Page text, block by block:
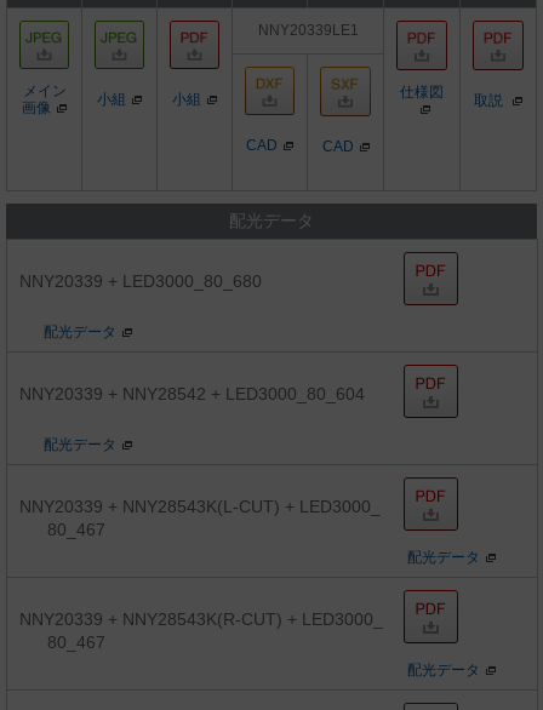
メイン
画像
小組 小組
NNY20339LE1
仕様図 取説
CAD CAD
配光データ
NNY20339 + LED3000_80_680
配光データ
NNY20339 + NNY28542 + LED3000_80_604
配光データ
NNY20339 + NNY28543K(L-CUT) + LED3000_
80_467
配光データ
NNY20339 + NNY28543K(R-CUT) + LED3000_
80_467
配光データ